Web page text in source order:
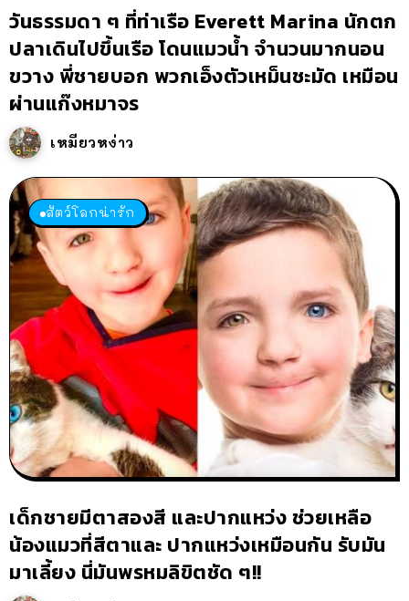
วันธรรมดา ๆ ที่ท่าเรือ Everett Marina นักตก
ปลาเดินไปขึ้นเรือ โดนแมวน้ำ จำนวนมากนอน
ขวาง พี่ชายบอก พวกเอ็งตัวเหม็นชะมัด เหมือน
ผ่านแก๊งหมาจร
เหมียวหง่าว
สัตว์โลกน่ารัก
เด็กชายมีตาสองสี และปากแหว่ง ช่วยเหลือ
น้องแมวที่สีตาและ ปากแหว่งเหมือนกัน รับมัน
มาเลี้ยง นี่มันพรหมลิขิตชัด ๆ!!